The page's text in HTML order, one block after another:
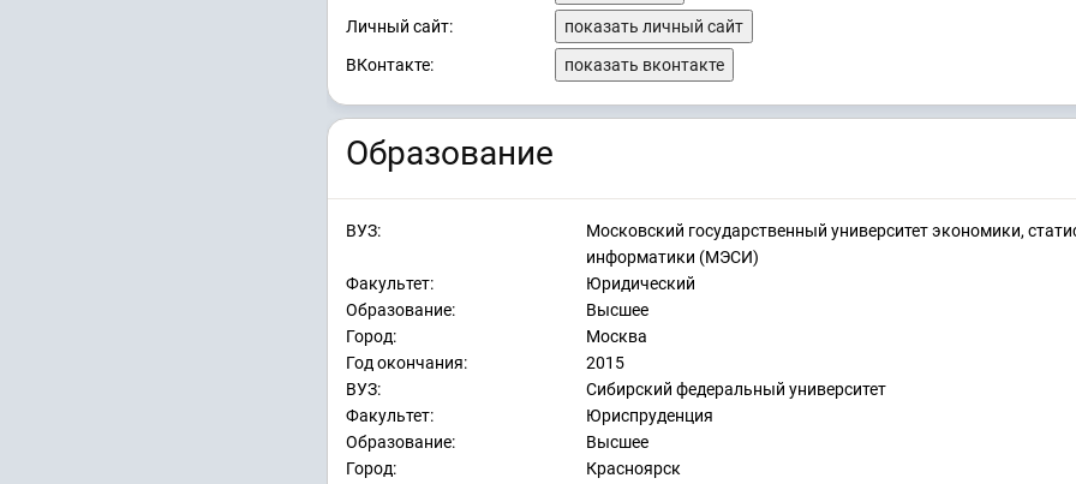
Личный сайт:
показать личный сайт
ВКонтакте:
показать вконтакте
Образование
ВУЗ:
Московский государственный университет экономики,
информатики (МЭСИ)
Факультет:
Юридический
Образование:
Высшее
Город:
Москва
Год окончания:
2015
ВУЗ:
Сибирский федеральный университет
Факультет:
Юриспруденция
Образование:
Высшее
Город:
Красноярск